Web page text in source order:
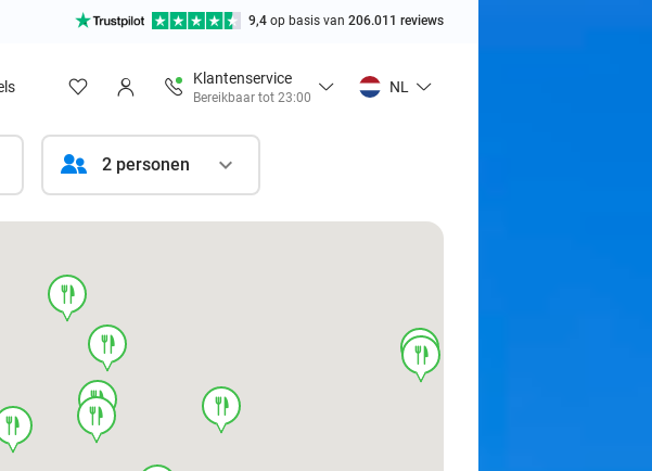
9,4 op basis van 206.011 reviews
Klantenservice
Bereikbaar tot 23:00
NL
2 personen
food
food
food
food
food
food
food
food